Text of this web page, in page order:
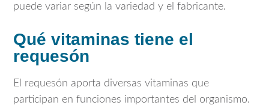
puede variar según la variedad y el fabricante.
Qué vitaminas tiene el
requesón
El requesón aporta diversas vitaminas que
participan en funciones importantes del organismo.